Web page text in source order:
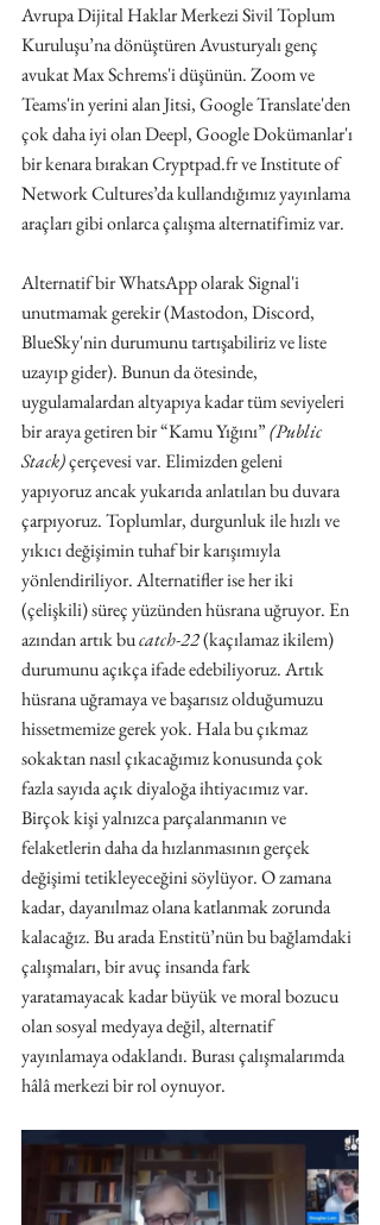
Avrupa Dijital Haklar Merkezi Sivil Toplum
Kuruluşu’na dönüştüren Avusturyalı genç
avukat Max Schrems'i düşünün. Zoom ve
Teams'in yerini alan Jitsi, Google Translate'den
çok daha iyi olan Deepl, Google Dokümanlar'ı
bir kenara bırakan Cryptpad.fr ve Institute of
Network Cultures’da kullandığımız yayınlama
araçları gibi onlarca çalışma alternatifimiz var.
Alternatif bir WhatsApp olarak Signal'i
unutmamak gerekir (Mastodon, Discord,
BlueSky'nin durumunu tartışabiliriz ve liste
uzayıp gider). Bunun da ötesinde,
uygulamalardan altyapıya kadar tüm seviyeleri
bir araya getiren bir “Kamu Yığını” (Public
Stack) çerçevesi var. Elimizden geleni
yapıyoruz ancak yukarıda anlatılan bu duvara
çarpıyoruz. Toplumlar, durgunluk ile hızlı ve
yıkıcı değişimin tuhaf bir karışımıyla
yönlendiriliyor. Alternatifler ise her iki
(çelişkili) süreç yüzünden hüsrana uğruyor. En
azından artık bu catch-22 (kaçılamaz ikilem)
durumunu açıkça ifade edebiliyoruz. Artık
hüsrana uğramaya ve başarısız olduğumuzu
hissetmemize gerek yok. Hala bu çıkmaz
sokaktan nasıl çıkacağımız konusunda çok
fazla sayıda açık diyaloğa ihtiyacımız var.
Birçok kişi yalnızca parçalanmanın ve
felaketlerin daha da hızlanmasının gerçek
değişimi tetikleyeceğini söylüyor. O zamana
kadar, dayanılmaz olana katlanmak zorunda
kalacağız. Bu arada Enstitü’nün bu bağlamdaki
çalışmaları, bir avuç insanda fark
yaratamayacak kadar büyük ve moral bozucu
olan sosyal medyaya değil, alternatif
yayınlamaya odaklandı. Burası çalışmalarımda
hâlâ merkezi bir rol oynuyor.